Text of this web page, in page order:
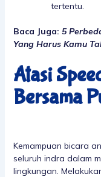
tertentu.
Baca Juga: 5
Yang Harus Kamu
Atasi
Bersama
Kemampuan bicara
seluruh indra dalam
lingkungan.